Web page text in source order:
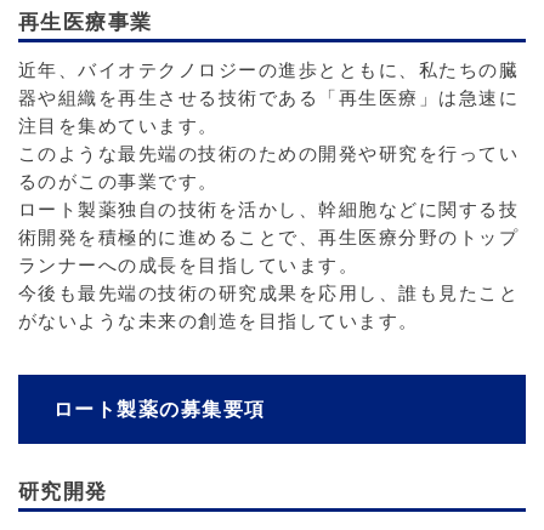
再生医療事業
近年、バイオテクノロジーの進歩とともに、私たちの臓
器や組織を再生させる技術である「再生医療」は急速に
注目を集めています。
このような最先端の技術のための開発や研究を行ってい
るのがこの事業です。
ロート製薬独自の技術を活かし、幹細胞などに関する技
術開発を積極的に進めることで、再生医療分野のトップ
ランナーへの成長を目指しています。
今後も最先端の技術の研究成果を応用し、誰も見たこと
がないような未来の創造を目指しています。
ロート製薬の募集要項
研究開発